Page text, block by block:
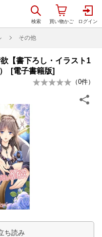
その他
【書下ろし・イラスト1
[電子書籍版]
（0件）
ち読み